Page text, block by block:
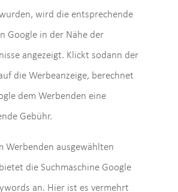
wird die entsprechende
Google in der Nähe der
angezeigt. Klickt sodann der
die Werbeanzeige, berechnet
dem Werbenden eine
Gebühr.
Werbenden ausgewählten
die Suchmaschine Google
an. Hier ist es vermehrt